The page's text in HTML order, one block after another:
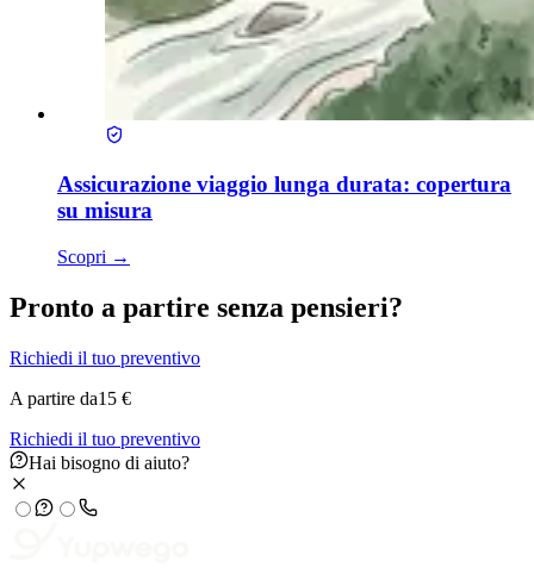
Assicurazione viaggio lunga durata: copertura
su misura
Scopri →
Pronto a partire senza pensieri?
Richiedi il tuo preventivo
A partire da15 €
Richiedi il tuo preventivo
Hai bisogno di aiuto?